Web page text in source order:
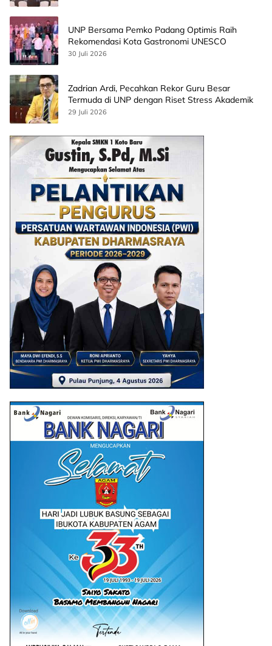
UNP Bersama Pemko Padang Optimis Raih
Rekomendasi Kota Gastronomi UNESCO
30 Juli 2026
Zadrian Ardi, Pecahkan Rekor Guru Besar
Termuda di UNP dengan Riset Stress Akademik
29 Juli 2026